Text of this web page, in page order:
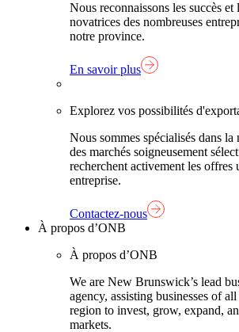
Nous reconnaissons les succès et
novatrices des nombreuses
notre province.
En savoir plus
Explorez vos possibilités
Nous sommes spécialisés dans
des marchés soigneusement
recherchent activement les offres
entreprise.
Contactez-nous
À propos d’ONB
À propos d’ONB
We are New Brunswick’s lead
agency, assisting businesses of
region to invest, grow, expand,
markets.